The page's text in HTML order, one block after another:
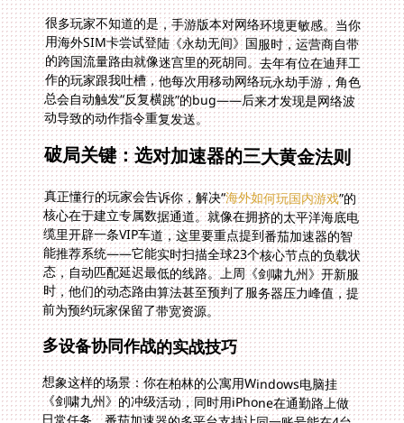
很多玩家不知道的是，手游版本对网络环境更敏感。当你
用海外SIM卡尝试登陆《永劫无间》国服时，运营商自带
的跨国流量路由就像迷宫里的死胡同。去年有位在迪拜工
作的玩家跟我吐槽，他每次用移动网络玩永劫手游，角色
总会自动触发“反复横跳”的bug——后来才发现是网络波
动导致的动作指令重复发送。
破局关键：选对加速器的三大黄金法则
真正懂行的玩家会告诉你，解决“海外如何玩国内游戏”的
核心在于建立专属数据通道。就像在拥挤的太平洋海底电
缆里开辟一条VIP车道，这里要重点提到番茄加速器的智
能推荐系统——它能实时扫描全球23个核心节点的负载状
态，自动匹配延迟最低的线路。上周《剑啸九州》开新服
时，他们的动态路由算法甚至预判了服务器压力峰值，提
前为预约玩家保留了带宽资源。
多设备协同作战的实战技巧
想象这样的场景：你在柏林的公寓用Windows电脑挂
《剑啸九州》的冲级活动，同时用iPhone在通勤路上做
日常任务。番茄加速器的多平台支持让同一账号能在4台
设备间无缝切换，独享的100M带宽保证每个终端都能跑
满速率。有位新加坡留学生实测发现，用加速器后同时开
PC端挂机+手机端PK，流量消耗反而比单设备直连降低了